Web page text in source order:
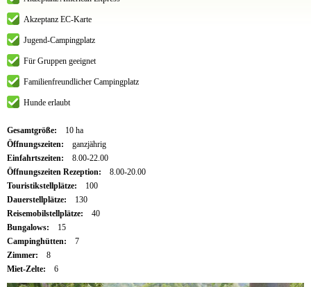
Akzeptanz EC-Karte
Jugend-Campingplatz
Für Gruppen geeignet
Familienfreundlicher Campingplatz
Hunde erlaubt
Gesamtgröße:
10 ha
Öffnungszeiten:
ganzjährig
Einfahrtszeiten:
8.00-22.00
Öffnungszeiten Rezeption:
8.00-20.00
Touristikstellplätze:
100
Dauerstellplätze:
130
Reisemobilstellplätze:
40
Bungalows:
15
Campinghütten:
7
Zimmer:
8
Miet-Zelte:
6